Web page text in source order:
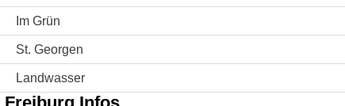
Im Grün
St. Georgen
Landwasser